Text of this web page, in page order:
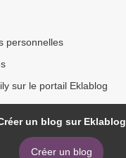
personnelles
sur le portail Eklablog
un blog sur Eklablog
Créer un blog